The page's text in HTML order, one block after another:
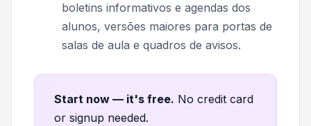
boletins informativos e agendas dos
alunos, versões maiores para portas de
salas de aula e quadros de avisos.
Start now — it's free. No credit card
or signup needed.